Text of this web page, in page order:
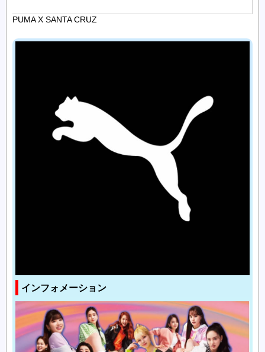
PUMA X SANTA CRUZ
インフォメーション